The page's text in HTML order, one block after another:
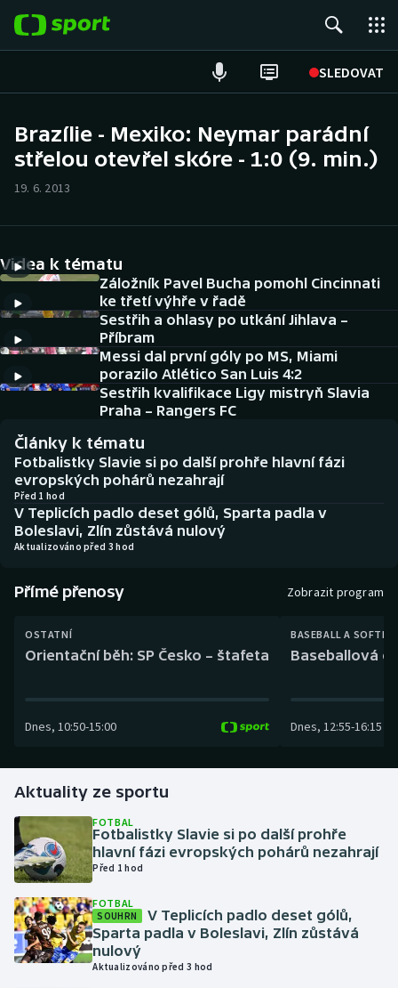
SLEDOVAT
Hokej
Cyklistika
DALŠÍ SPORTY
Americký fotbal
Baseball a softbal
Basketbal
Biatlon
Boby a skeleton
Box
Curling
Golf
Gymnastika
Házená
Jezdectví
Judo
NEPŘEHLÉDNĚTE
Historické návraty
Aplikace ČT sport
AZ kvíz
Brazílie - Mexiko: Neymar parádní
střelou otevřel skóre - 1:0 (9. min.)
19. 6. 2013
Videa k tématu
Záložník Pavel Bucha pomohl Cincinnati
ke třetí výhře v řadě
Sestřih a ohlasy po utkání Jihlava –
Příbram
Messi dal první góly po MS, Miami
porazilo Atlético San Luis 4:2
Sestřih kvalifikace Ligy mistryň Slavia
Praha – Rangers FC
Články k tématu
Fotbalistky Slavie si po další prohře hlavní fázi
evropských pohárů nezahrají
Před 1 hod
V Teplicích padlo deset gólů, Sparta padla v
Boleslavi, Zlín zůstává nulový
Aktualizováno před 3 hod
Přímé přenosy Zobrazit program
OSTATNÍ
Orientační běh: SP Česko – štafeta
Dnes, 10:50-15:00
BASEBALL A
Baseballová
Dnes, 12:55-16:15
Aktuality ze sportu
FOTBAL
Fotbalistky Slavie si po další prohře
hlavní fázi evropských pohárů nezahrají
Před 1 hod
FOTBAL
SOUHRN
V Teplicích padlo deset gólů,
Sparta padla v Boleslavi, Zlín zůstává
nulový
Aktualizováno před 3 hod